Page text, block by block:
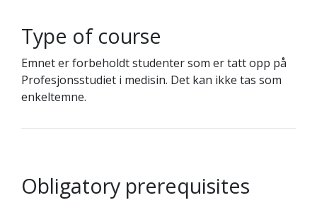
Type of course
Emnet er forbeholdt studenter som er tatt opp på
Profesjonsstudiet i medisin. Det kan ikke tas som
enkeltemne.
Obligatory prerequisites